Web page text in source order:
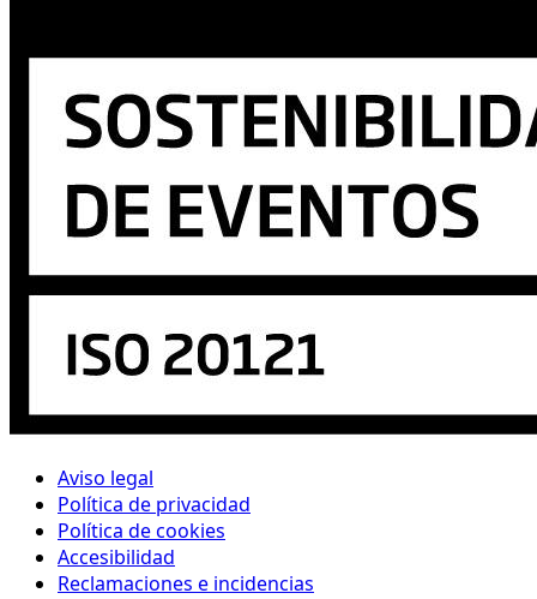
Aviso legal
Política de privacidad
Política de cookies
Accesibilidad
Reclamaciones e incidencias